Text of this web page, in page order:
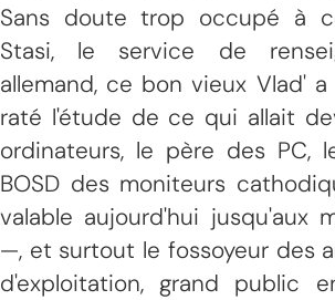
Sans doute trop occupé à
Stasi, le service de
allemand, ce bon vieux Vlad'
raté l'étude de ce qui allait
ordinateurs, le père des PC,
BOSD des moniteurs
valable aujourd'hui jusqu'aux
—, et surtout le fossoyeur des
d'exploitation, grand public